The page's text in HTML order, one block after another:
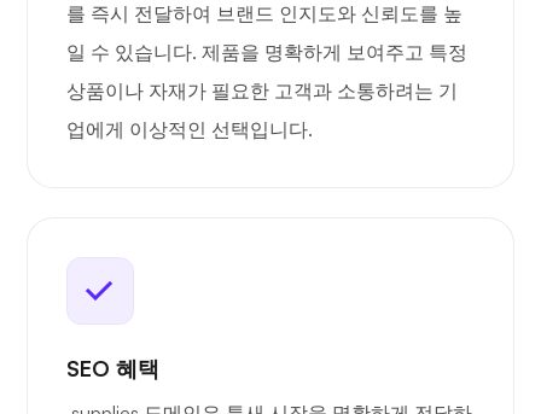
를 즉시 전달하여 브랜드 인지도와 신뢰도를 높
일 수 있습니다. 제품을 명확하게 보여주고 특정
상품이나 자재가 필요한 고객과 소통하려는 기
업에게 이상적인 선택입니다.
SEO 혜택